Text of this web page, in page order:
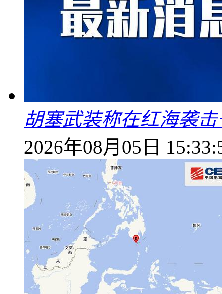
胡塞武装称在红海袭
2026年08月05日